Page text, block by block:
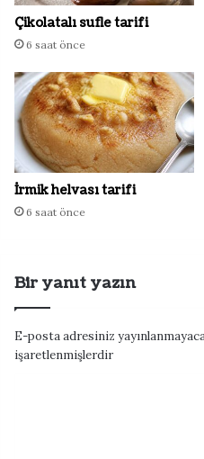
Çikolatalı sufle tarifi
6 saat önce
İrmik helvası tarifi
6 saat önce
Bir yanıt yazın
E-posta adresiniz
işaretlenmişlerdir